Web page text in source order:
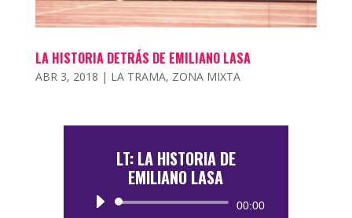
LA HISTORIA DETRÁS DE EMILIANO LASA
ABR 3, 2018 | LA TRAMA, ZONA MIXTA
LT: LA HISTORIA DE
EMILIANO LASA
Reproductor
00:00